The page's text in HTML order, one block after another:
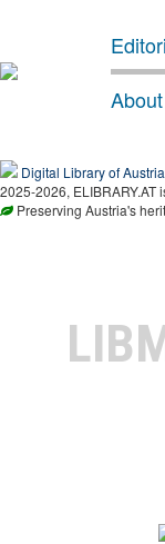
About
Digital Library of Austria
2025-2026, ELIBRARY.AT
Preserving Austria's